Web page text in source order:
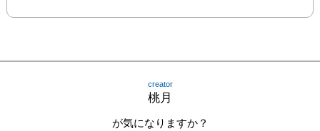
creator
桃月
が気になりますか？